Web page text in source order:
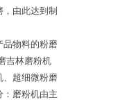
由此达到制
品物料的粉磨
吉林磨粉机
、超细微粉磨
：磨粉机由主